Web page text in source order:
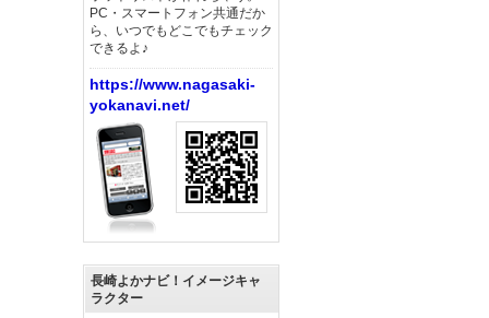
PC・スマートフォン共通だか
ら、いつでもどこでもチェック
できるよ♪
https://www.nagasaki-
yokanavi.net/
長崎よかナビ！イメージキャ
ラクター